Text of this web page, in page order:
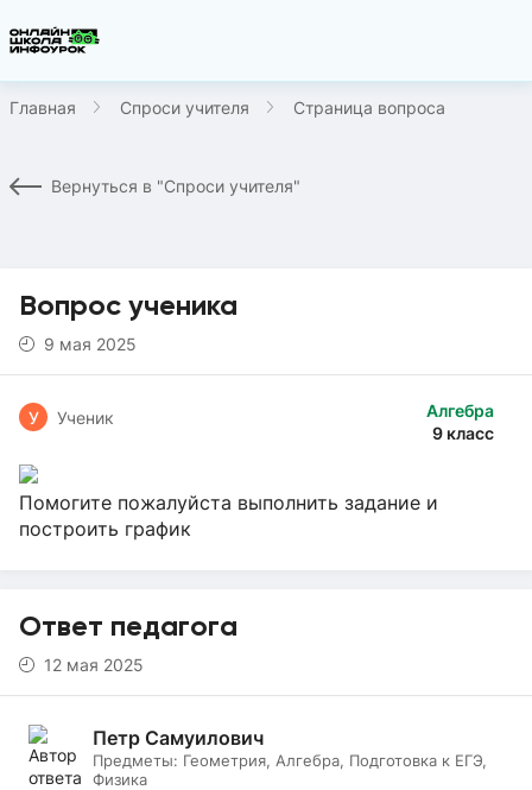
Главная Спроси учителя Страница вопроса
Вернуться в "Спроси учителя"
Вопрос ученика
9 мая 2025
Алгебра
9 класс
У Ученик
Помогите пожалуйста выполнить задание и
построить график
Ответ педагога
12 мая 2025
Петр Самуилович
Предметы: Геометрия, Алгебра, Подготовка к ЕГЭ,
Физика